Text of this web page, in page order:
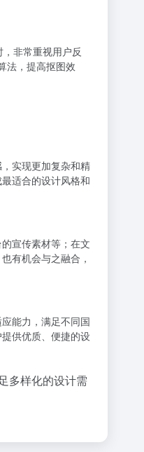
非常重视用户反
法，提高抠图效
实现更加复杂和精
适合的设计风格和
宣传素材等；在文
有机会与之融合，
能力，满足不同国
供优质、便捷的设
多样化的设计需